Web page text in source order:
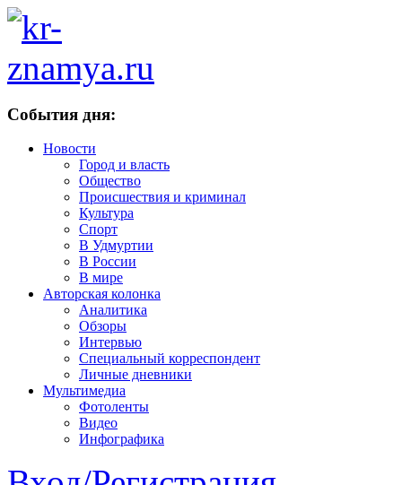
События дня:
Новости
Город и власть
Общество
Происшествия и криминал
Культура
Спорт
В Удмуртии
В России
В мире
Авторская колонка
Аналитика
Обзоры
Интервью
Специальный корреспондент
Личные дневники
Мультимедиа
Фотоленты
Видео
Инфографика